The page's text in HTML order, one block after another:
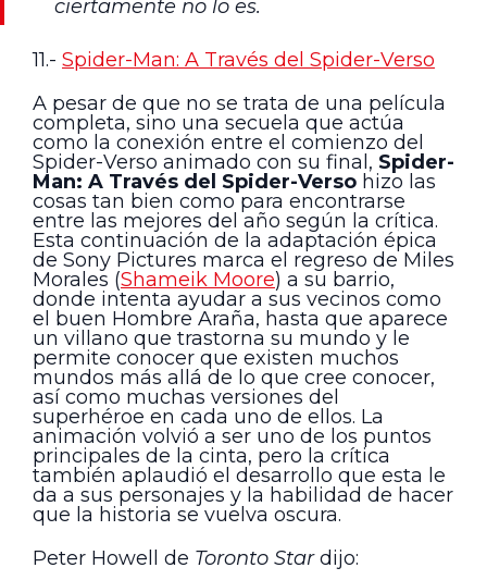
ciertamente no lo es.
11.- Spider-Man: A Través del Spider-Verso
A pesar de que no se trata de una película
completa, sino una secuela que actúa
como la conexión entre el comienzo del
Spider-Verso animado con su final, Spider-
Man: A Través del Spider-Verso hizo las
cosas tan bien como para encontrarse
entre las mejores del año según la crítica.
Esta continuación de la adaptación épica
de Sony Pictures marca el regreso de Miles
Morales (Shameik Moore) a su barrio,
donde intenta ayudar a sus vecinos como
el buen Hombre Araña, hasta que aparece
un villano que trastorna su mundo y le
permite conocer que existen muchos
mundos más allá de lo que cree conocer,
así como muchas versiones del
superhéroe en cada uno de ellos. La
animación volvió a ser uno de los puntos
principales de la cinta, pero la crítica
también aplaudió el desarrollo que esta le
da a sus personajes y la habilidad de hacer
que la historia se vuelva oscura.
Peter Howell de Toronto Stardijo: